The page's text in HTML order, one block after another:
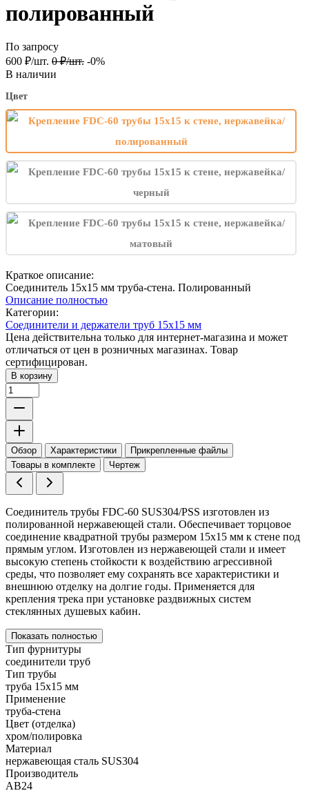
полированный
По запросу
600 ₽/шт. 0 ₽/шт. -0%
В наличии
Цвет
Краткое описание:
Соединитель 15х15 мм труба-стена. Полированный
Описание полностью
Категории:
Соединители и держатели труб 15х15 мм
Цена действительна только для интернет-магазина и может
отличаться от цен в розничных магазинах. Товар
сертифицирован.
В корзину
Обзор Характеристики
Прикрепленные файлы
Товары в комплекте
Чертеж
Соединитель трубы FDC-60 SUS304/PSS изготовлен из
полированной нержавеющей стали. Обеспечивает торцовое
соединение квадратной трубы размером 15х15 мм к стене под
прямым углом. Изготовлен из нержавеющей стали и имеет
высокую степень стойкости к воздействию агрессивной
среды, что позволяет ему сохранять все характеристики и
внешнюю отделку на долгие годы. Применяется для
крепления трека при установке раздвижных систем
стеклянных душевых кабин.
Показать полностью
Тип фурнитуры
соединители труб
Тип трубы
труба 15х15 мм
Применение
труба-стена
Цвет (отделка)
хром/полировка
Материал
нержавеющая сталь SUS304
Производитель
АВ24